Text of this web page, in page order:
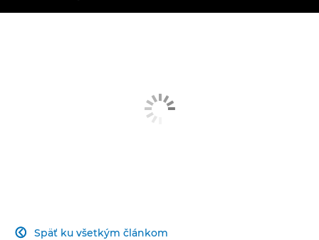
Späť ku všetkým článkom
